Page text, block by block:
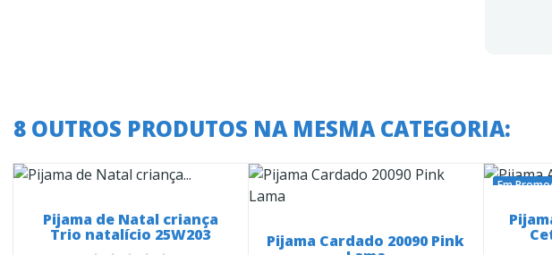
8 OUTROS PRODUTOS NA MESMA CATEGORIA:
Pijama de Natal criança
Trio natalício 25W203 Pijama Cardado 20090 Pink
Em